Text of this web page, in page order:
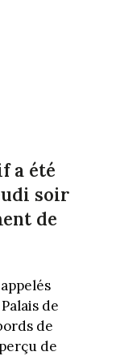
a été
soir
de
de
de
de